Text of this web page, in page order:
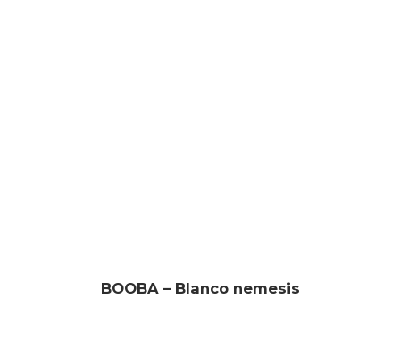
BOOBA – Blanco nemesis